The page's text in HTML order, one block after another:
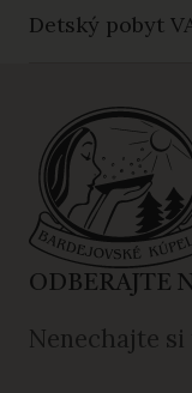
Detský pobyt
ODBERAJTE
Nenechajte